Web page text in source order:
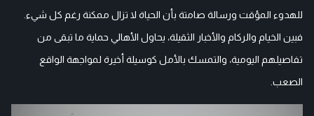
للهدوء المؤقت ورسالة صامتة بأن الحياة لا تزال ممكنة رغم كل شيء.
فبين الخيام والركام والأخبار الثقيلة، يحاول الأهالي حماية ما تبقى من
تفاصيلهم اليومية، والتمسك بالأمل كوسيلة أخيرة لمواجهة الواقع
الصعب.